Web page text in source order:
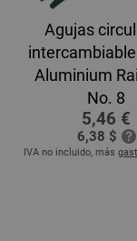
Agujas
Aluminium
No. 8
5,46 €
6,38 $
IVA no incluido, más